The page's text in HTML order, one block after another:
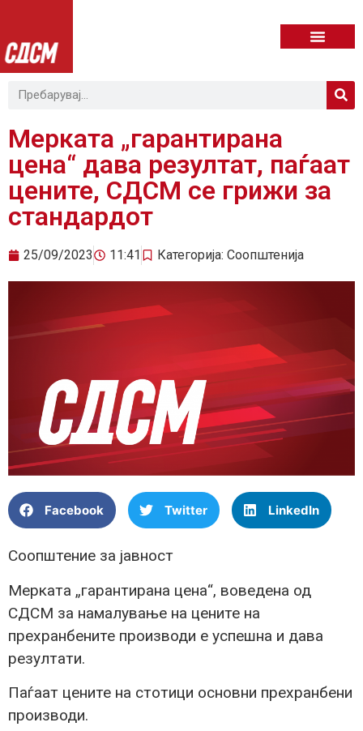
Мерката „гарантирана
цена“ дава резултат, паѓаат
цените, СДСМ се грижи за
стандардот
25/09/2023 11:41 Категорија: Соопштенија
Facebook Twitter LinkedIn
Соопштение за јавност
Мерката „гарантирана цена“, воведена од
СДСМ за намалување на цените на
прехранбените производи е успешна и дава
резултати.
Паѓаат цените на стотици основни прехранбени
производи.